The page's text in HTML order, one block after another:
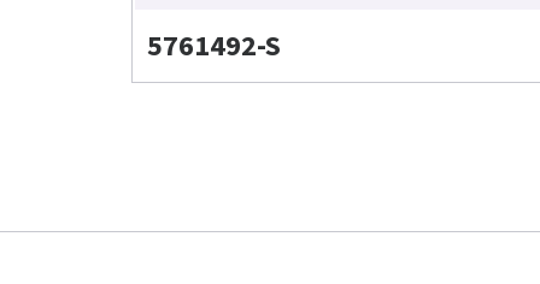
5761492-S